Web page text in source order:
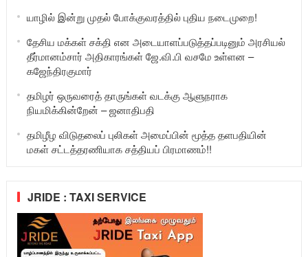
யாழில் இன்று முதல் போக்குவரத்தில் புதிய நடைமுறை!
தேசிய மக்கள் சக்தி என அடையாளப்படுத்தப்படினும் அரசியல்
தீர்மானம்சார் அதிகாரங்கள் ஜே.வி.பி வசமே உள்ளன –
கஜேந்திரகுமார்
தமிழர் ஒருவரைத் தாருங்கள் வடக்கு ஆளுநராக
நியமிக்கின்றேன் – ஜனாதிபதி
தமிழீழ விடுதலைப் புலிகள் அமைப்பின் மூத்த தளபதியின்
மகள் சட்டத்தரணியாக சத்தியப் பிரமாணம்!!
JRIDE : TAXI SERVICE